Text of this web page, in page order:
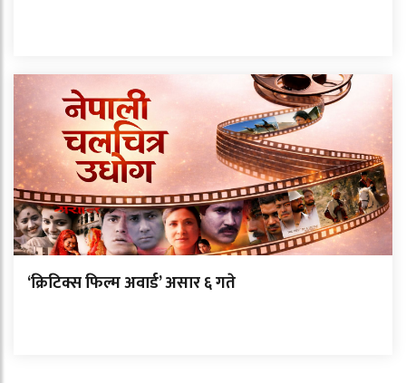
‘क्रिटिक्स फिल्म अवार्ड’ असार ६ गते